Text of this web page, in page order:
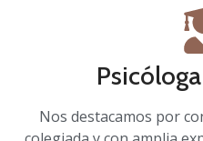
Nos destacamos por